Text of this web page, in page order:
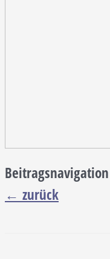
Beitragsnavigation
← zurück